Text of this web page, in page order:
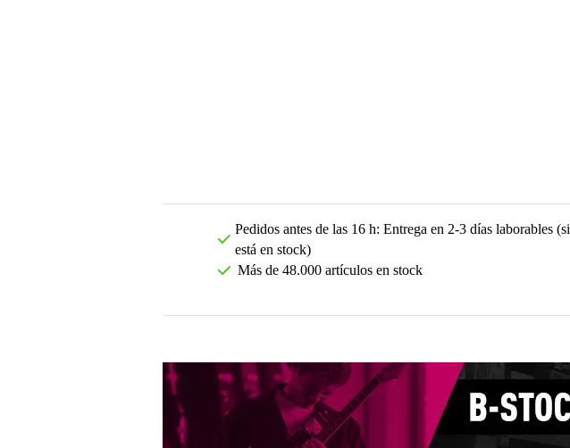
Pedidos antes de las 16 h: Entrega en 2-3 días laborables (si
está en stock)
Más de 48.000 artículos en stock